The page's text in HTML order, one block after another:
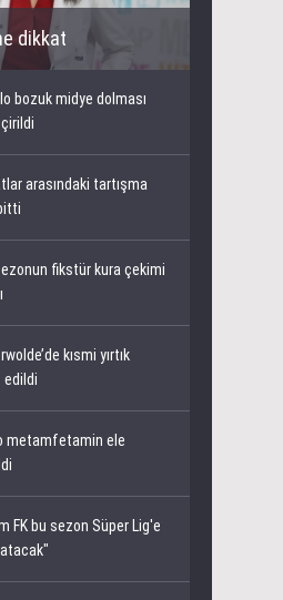
dikkat
bozuk midye dolması
arasındaki tartışma
fikstür kura çekimi
kısmi yırtık
metamfetamin ele
FK bu sezon Süper Lig'e